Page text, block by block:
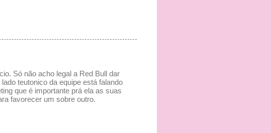
Só não acho legal a Red Bull dar
teutonico da equipe está falando
que é importante prá ela as suas
favorecer um sobre outro.